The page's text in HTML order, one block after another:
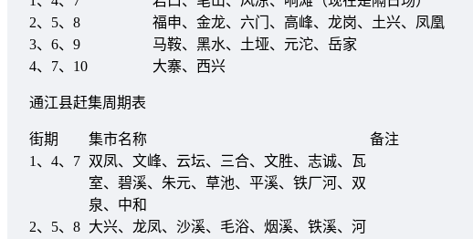
2、5、8
福申、金龙、六门、高峰、龙岗、土兴、凤凰
3、6、9
马鞍、黑水、土垭、元沱、岳家
4、7、10
大寨、西兴
通江县赶集周期表
街期 集市名称
备注
1、4、7 双凤、文峰、云坛、三合、文胜、志诚、瓦
室、碧溪、朱元、草池、平溪、铁厂河、双
泉、中和
2、5、8 大兴、龙凤、沙溪、毛浴、烟溪、铁溪、河